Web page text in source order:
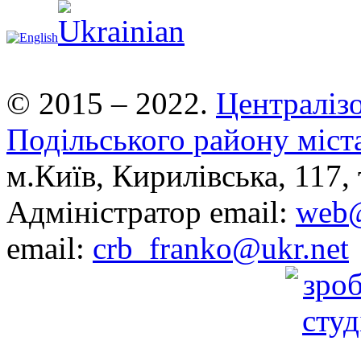
© 2015 – 2022.
Подільського району
м.Київ, Кирилівська,
Адміністратор email:
email: crb_franko@ukr.net